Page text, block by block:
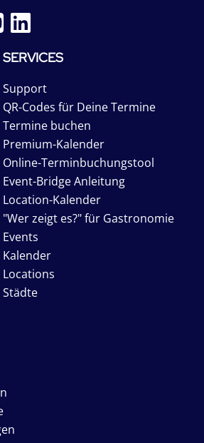
SERVICES
Support
QR-Codes für Deine Termine
Termine buchen
Premium-Kalender
Online-Terminbuchungstool
Event-Bridge Anleitung
Location-Kalender
"Wer zeigt es?" für Gastronomie
Events
Kalender
Locations
Städte